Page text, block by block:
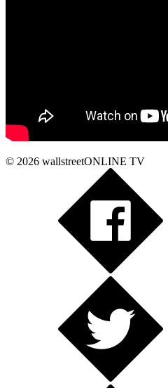
© 2026 wallstreetONLINE TV